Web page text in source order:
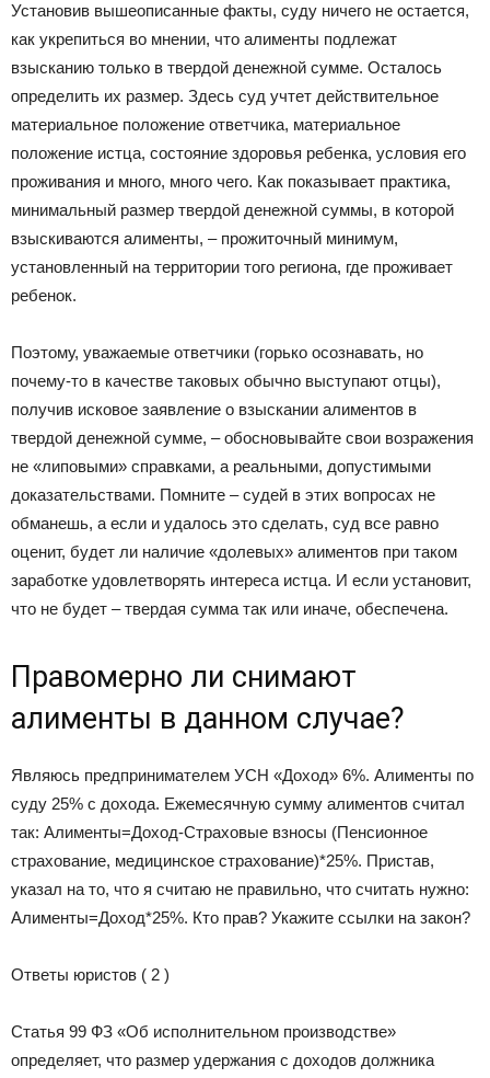
Установив вышеописанные факты, суду ничего не остается,
как укрепиться во мнении, что алименты подлежат
взысканию только в твердой денежной сумме. Осталось
определить их размер. Здесь суд учтет действительное
материальное положение ответчика, материальное
положение истца, состояние здоровья ребенка, условия его
проживания и много, много чего. Как показывает практика,
минимальный размер твердой денежной суммы, в которой
взыскиваются алименты, – прожиточный минимум,
установленный на территории того региона, где проживает
ребенок.
Поэтому, уважаемые ответчики (горько осознавать, но
почему-то в качестве таковых обычно выступают отцы),
получив исковое заявление о взыскании алиментов в
твердой денежной сумме, – обосновывайте свои возражения
не «липовыми» справками, а реальными, допустимыми
доказательствами. Помните – судей в этих вопросах не
обманешь, а если и удалось это сделать, суд все равно
оценит, будет ли наличие «долевых» алиментов при таком
заработке удовлетворять интереса истца. И если установит,
что не будет – твердая сумма так или иначе, обеспечена.
Правомерно ли снимают
алименты в данном случае?
Являюсь предпринимателем УСН «Доход» 6%. Алименты по
суду 25% с дохода. Ежемесячную сумму алиментов считал
так: Алименты=Доход-Страховые взносы (Пенсионное
страхование, медицинское страхование)*25%. Пристав,
указал на то, что я считаю не правильно, что считать нужно:
Алименты=Доход*25%. Кто прав? Укажите ссылки на закон?
Ответы юристов ( 2 )
Статья 99 ФЗ «Об исполнительном производстве»
определяет, что размер удержания с доходов должника